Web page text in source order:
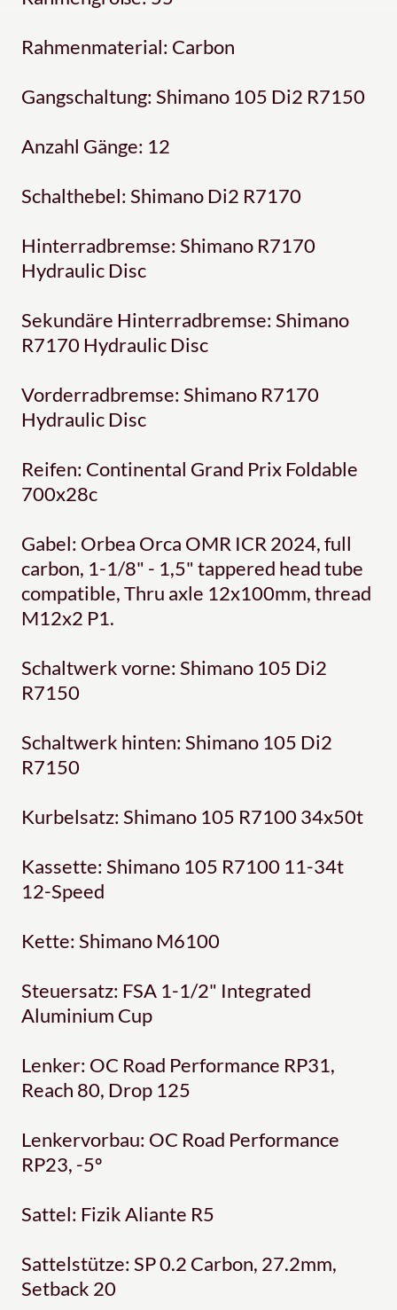
Rahmenmaterial: Carbon
Gangschaltung: Shimano 105 Di2 R7150
Anzahl Gänge: 12
Schalthebel: Shimano Di2 R7170
Hinterradbremse: Shimano R7170
Hydraulic Disc
Sekundäre Hinterradbremse: Shimano
R7170 Hydraulic Disc
Vorderradbremse: Shimano R7170
Hydraulic Disc
Reifen: Continental Grand Prix Foldable
700x28c
Gabel: Orbea Orca OMR ICR 2024, full
carbon, 1-1/8" - 1,5" tappered head tube
compatible, Thru axle 12x100mm, thread
M12x2 P1.
Schaltwerk vorne: Shimano 105 Di2
R7150
Schaltwerk hinten: Shimano 105 Di2
R7150
Kurbelsatz: Shimano 105 R7100 34x50t
Kassette: Shimano 105 R7100 11-34t
12-Speed
Kette: Shimano M6100
Steuersatz: FSA 1-1/2" Integrated
Aluminium Cup
Lenker: OC Road Performance RP31,
Reach 80, Drop 125
Lenkervorbau: OC Road Performance
RP23, -5º
Sattel: Fizik Aliante R5
Sattelstütze: SP 0.2 Carbon, 27.2mm,
Setback 20